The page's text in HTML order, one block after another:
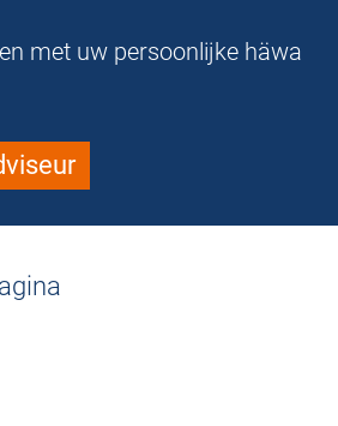
met uw persoonlijke häwa